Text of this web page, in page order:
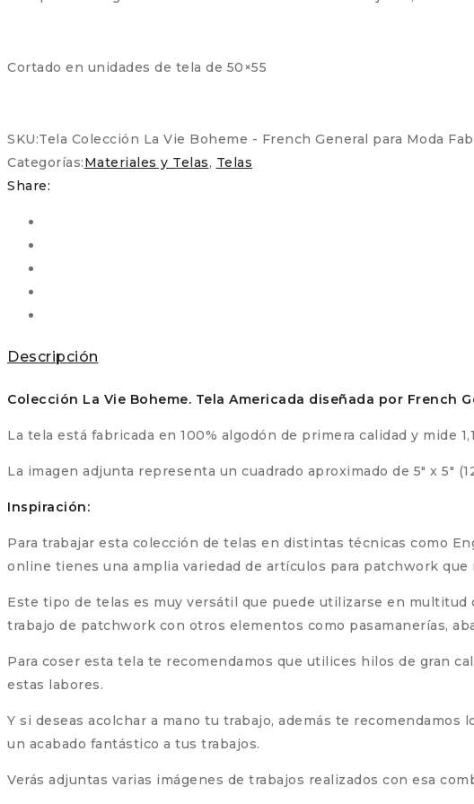
Cortado en unidades de tela de 50×55
SKU:Tela Colección La Vie Boheme - French General para Moda
Categorías:Materiales y Telas, Telas
Share:
Descripción
Colección La Vie Boheme. Tela Americada diseñada por French
La tela está fabricada en 100% algodón de primera calidad y mide
La imagen adjunta representa un cuadrado aproximado de 5″ x 5″
Inspiración:
Para trabajar esta colección de telas en distintas técnicas como
online tienes una amplia variedad de artículos para patchwork
Este tipo de telas es muy versátil que puede utilizarse en multitud
trabajo de patchwork con otros elementos como pasamanerías,
Para coser esta tela te recomendamos que utilices hilos de gran
estas labores.
Y si deseas acolchar a mano tu trabajo, además te recomendamos
un acabado fantástico a tus trabajos.
Verás adjuntas varias imágenes de trabajos realizados con esa